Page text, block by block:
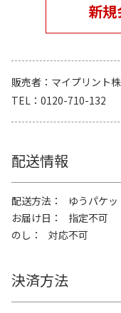
新
販売者
マイプリント
TEL
0120-710-132
配送情報
配送方法
ゆうパケッ
お届け日
指定不可
のし
対応不可
決済方法